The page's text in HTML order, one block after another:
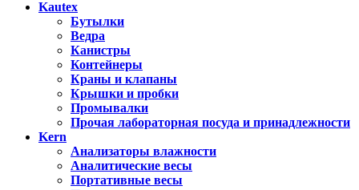
Kautex
Бутылки
Ведра
Канистры
Контейнеры
Краны и клапаны
Крышки и пробки
Промывалки
Прочая лабораторная посуда и принадлежности
Kern
Анализаторы влажности
Аналитические весы
Портативные весы